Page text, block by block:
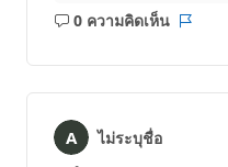
0 ความคิดเห็น
ไม่มี
ไม่ระบุชื่อ